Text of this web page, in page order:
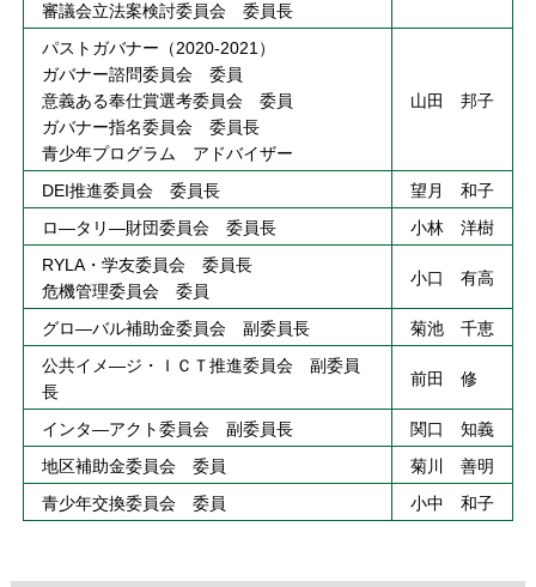
審議会立法案検討委員会 委員長
パストガバナー（2020-2021）
ガバナー諮問委員会 委員
意義ある奉仕賞選考委員会 委員
ガバナー指名委員会 委員長
青少年プログラム アドバイザー
山田 邦子
DEI推進委員会 委員長
望月 和子
ロ―タリ―財団委員会 委員長
小林 洋樹
RYLA・学友委員会 委員長
危機管理委員会 委員
小口 有高
グロ―バル補助金委員会 副委員長
菊池 千恵
公共イメ―ジ・ＩＣＴ推進委員会 副委員
長
前田 修
インタ―アクト委員会 副委員長
関口 知義
地区補助金委員会 委員
菊川 善明
青少年交換委員会 委員
小中 和子